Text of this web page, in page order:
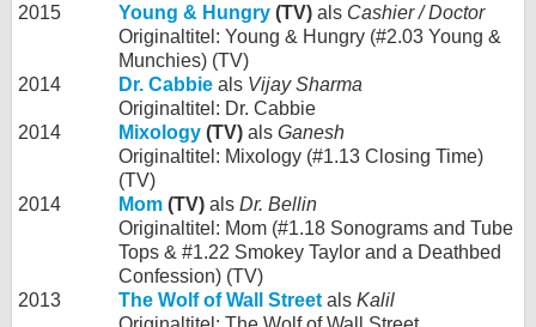
2015
Young & Hungry (TV) als Cashier / Doctor
Originaltitel: Young & Hungry (#2.03 Young &
Munchies) (TV)
2014
Dr. Cabbie als Vijay Sharma
Originaltitel: Dr. Cabbie
2014
Mixology (TV) als Ganesh
Originaltitel: Mixology (#1.13 Closing Time)
(TV)
2014
Mom (TV) als Dr. Bellin
Originaltitel: Mom (#1.18 Sonograms and Tube
Tops & #1.22 Smokey Taylor and a Deathbed
Confession) (TV)
2013
The Wolf of Wall Street als Kalil